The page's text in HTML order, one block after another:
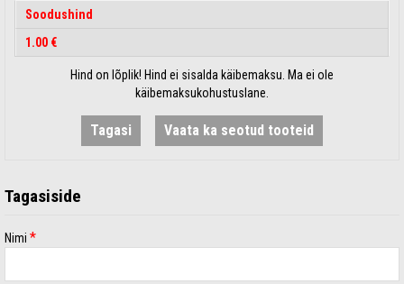
Soodushind
1.00 €
Hind on lõplik! Hind ei sisalda käibemaksu. Ma ei ole
käibemaksukohustuslane.
Tagasi Vaata ka seotud tooteid
Tagasiside
Nimi *